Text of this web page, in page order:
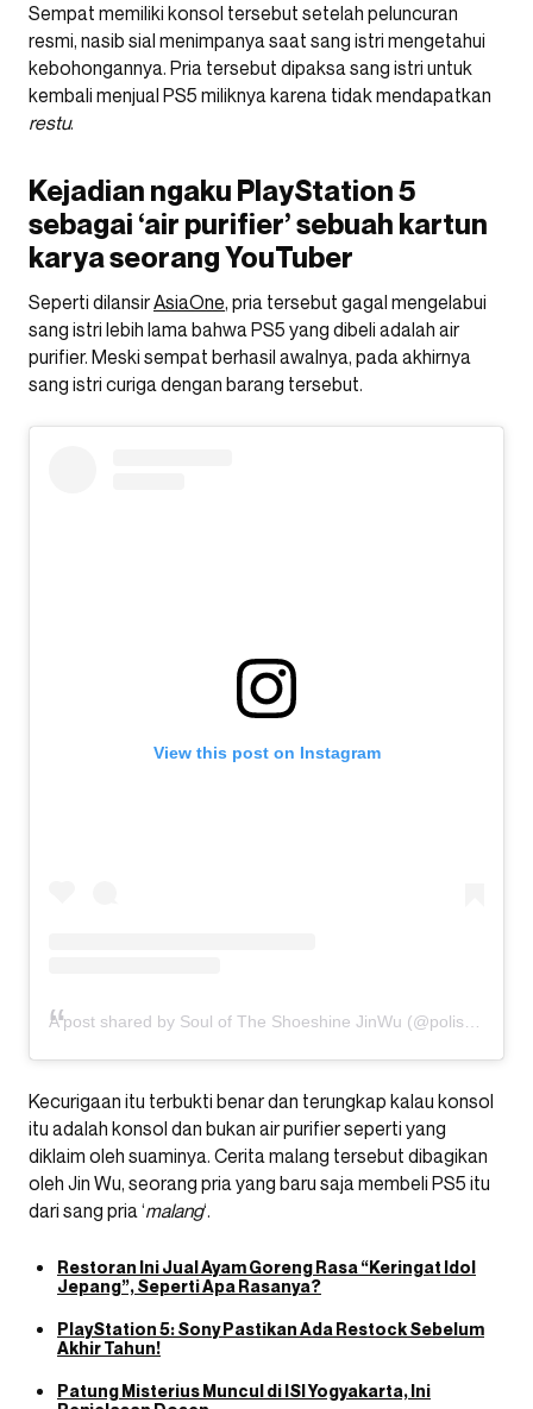
Sempat memiliki konsol tersebut setelah peluncuran
resmi, nasib sial menimpanya saat sang istri mengetahui
kebohongannya. Pria tersebut dipaksa sang istri untuk
kembali menjual PS5 miliknya karena tidak mendapatkan
restu.
Kejadian ngaku PlayStation 5
sebagai ‘air purifier’ sebuah kartun
karya seorang YouTuber
Seperti dilansirAsiaOne, pria tersebut gagal mengelabui
sang istri lebih lama bahwa PS5 yang dibeli adalah air
purifier. Meski sempat berhasil awalnya, pada akhirnya
sang istri curiga dengan barang tersebut.
View this post on Instagram
A post shared by Soul of The Shoeshine JinWu (@polishman.jinwu)
Kecurigaan itu terbukti benar dan terungkap kalau konsol
itu adalah konsol dan bukan air purifier seperti yang
diklaim oleh suaminya. Cerita malang tersebut dibagikan
oleh Jin Wu, seorang pria yang baru saja membeli PS5 itu
dari sang pria ‘malang‘.
Restoran Ini Jual Ayam Goreng Rasa “Keringat Idol
Jepang”, Seperti Apa Rasanya?
PlayStation 5: Sony Pastikan Ada Restock Sebelum
Akhir Tahun!
Patung Misterius Muncul di ISI Yogyakarta, Ini